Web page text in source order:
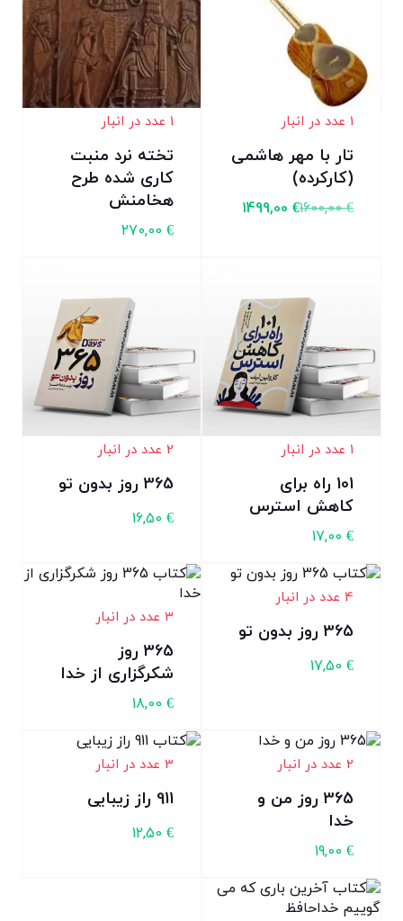
1 عدد در انبار
تار با مهر هاشمی
(کارکرده)
1600,00€
1499,00 €
1 عدد در انبار
تخته نرد منبت
کاری شده طرح
هخامنش
270,00€
1 عدد در انبار
101 راه برای
کاهش استرس
17,00 €
2 عدد در انبار
365 روز بدون تو
16,50€
4 عدد در انبار
365 روز بدون تو
17,50 €
3 عدد در انبار
365 روز
شکرگزاری از خدا
18,00€
2 عدد در انبار
365 روز من و
خدا
19,00 €
3 عدد در انبار
911 راز زیبایی
12,50€